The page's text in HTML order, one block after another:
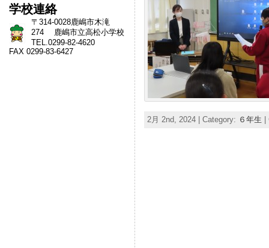
学校連絡
〒314-0028鹿嶋市木滝
274 鹿嶋市立高松小学校
TEL.0299-82-4620
FAX 0299-83-6427
2月 2nd, 2024 | Category: ６年生